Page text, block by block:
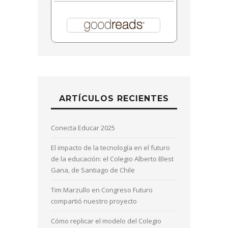
ARTÍCULOS RECIENTES
Conecta Educar 2025
El impacto de la tecnología en el futuro
de la educación: el Colegio Alberto Blest
Gana, de Santiago de Chile
Tim Marzullo en Congreso Futuro
compartió nuestro proyecto
Cómo replicar el modelo del Colegio